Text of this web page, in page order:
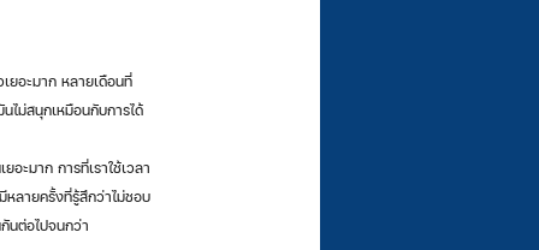
ไม่สนุกเหมือนกับการได้
หลายครั้งที่รู้สึกว่าไม่ชอบ
นต่อไปจนกว่า